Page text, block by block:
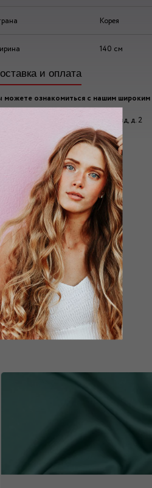
Корея
140 см
и оплата
можете ознакомиться с нашим широким
по адресу:
Москва, 2-ой Автозаводский проезд, д. 2
пт: 10.00 - 20.00
вс: 10.00 - 19.00/18.00